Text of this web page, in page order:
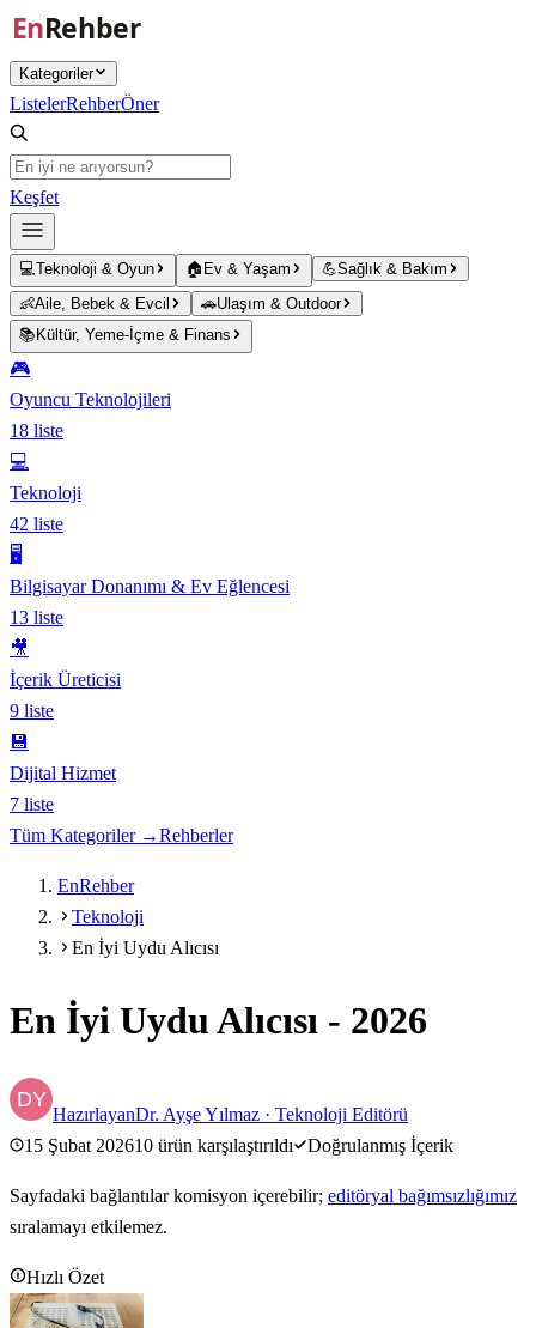
Ana içeriğe atla
Kategoriler
ListelerRehberÖner
Keşfet
💻Teknoloji & Oyun 🏠 Ev & Yaşam 💪Sağlık & Bakım
👶Aile, Bebek & Evcil 🚗Ulaşım & Outdoor
📚 Kültür, Yeme-İçme & Finans
🎮
Oyuncu Teknolojileri
18 liste
💻
Teknoloji
42 liste
🖥️
Bilgisayar Donanımı & Ev Eğlencesi
13 liste
🎥
İçerik Üreticisi
9 liste
💾
Dijital Hizmet
7 liste
Tüm Kategoriler →Rehberler
EnRehber
Teknoloji
En İyi Uydu Alıcısı
En İyi Uydu Alıcısı - 2026
HazırlayanDr. Ayşe Yılmaz · Teknoloji Editörü
15 Şubat 202610 ürün karşılaştırıldı Doğrulanmış İçerik
Sayfadaki bağlantılar komisyon içerebilir; editöryal bağımsızlığımız
sıralamayı etkilemez.
Hızlı Özet